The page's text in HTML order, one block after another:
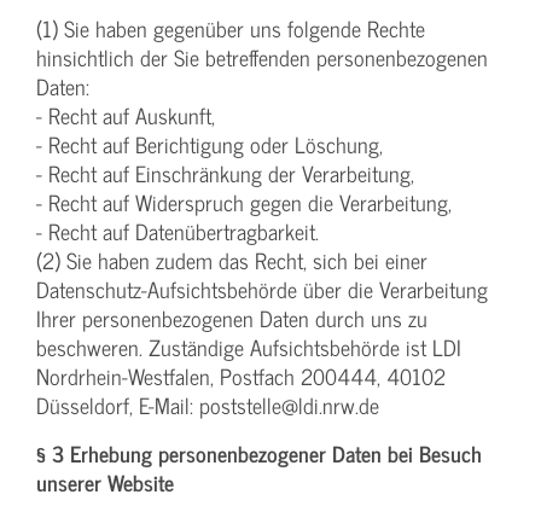
(1) Sie haben gegenüber uns folgende Rechte
hinsichtlich der Sie betreffenden personenbezogenen
Daten:
- Recht auf Auskunft,
- Recht auf Berichtigung oder Löschung,
- Recht auf Einschränkung der Verarbeitung,
- Recht auf Widerspruch gegen die Verarbeitung,
- Recht auf Datenübertragbarkeit.
(2) Sie haben zudem das Recht, sich bei einer
Datenschutz-Aufsichtsbehörde über die Verarbeitung
Ihrer personenbezogenen Daten durch uns zu
beschweren. Zuständige Aufsichtsbehörde ist LDI
Nordrhein-Westfalen, Postfach 200444, 40102
Düsseldorf, E-Mail: poststelle@ldi.nrw.de
§ 3 Erhebung personenbezogener Daten bei Besuch
unserer Website